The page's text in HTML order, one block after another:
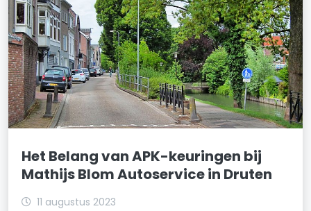
Het Belang van APK-keuringen bij
Mathijs Blom Autoservice in Druten
11 augustus 2023